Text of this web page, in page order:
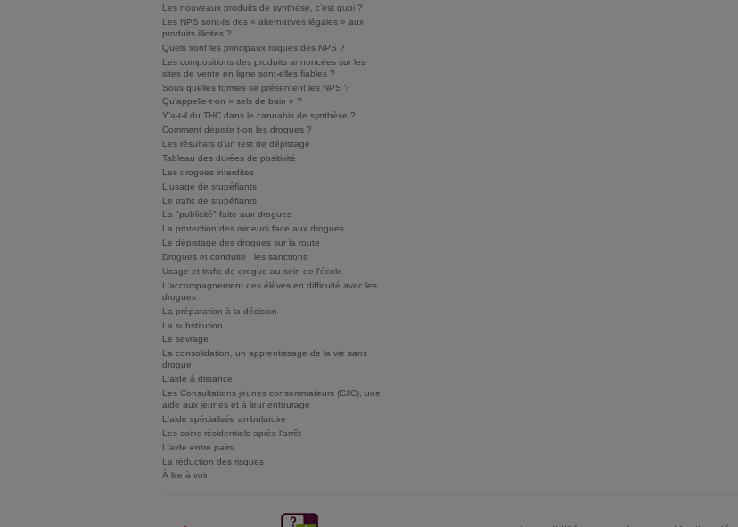
Les nouveaux produits de synthèse, c’est quoi ?
Les NPS sont-ils des « alternatives légales » aux
produits illicites ?
Quels sont les principaux risques des NPS ?
Les compositions des produits annoncées sur les
sites de vente en ligne sont-elles fiables ?
Sous quelles formes se présentent les NPS ?
Qu’appelle-t-on « sels de bain » ?
Y’a-t-il du THC dans le cannabis de synthèse ?
Comment dépiste t-on les drogues ?
Les résultats d'un test de dépistage
Tableau des durées de positivité
Les drogues interdites
L'usage de stupéfiants
Le trafic de stupéfiants
La "publicité" faite aux drogues
La protection des mineurs face aux drogues
Le dépistage des drogues sur la route
Drogues et conduite : les sanctions
Usage et trafic de drogue au sein de l'école
L'accompagnement des élèves en difficulté avec les
drogues
La préparation à la décision
La substitution
Le sevrage
La consolidation, un apprentissage de la vie sans
drogue
L'aide à distance
Les Consultations jeunes consommateurs (CJC), une
aide aux jeunes et à leur entourage
L'aide spécialisée ambulatoire
Les soins résidentiels après l'arrêt
L'aide entre pairs
La réduction des risques
À lire à voir